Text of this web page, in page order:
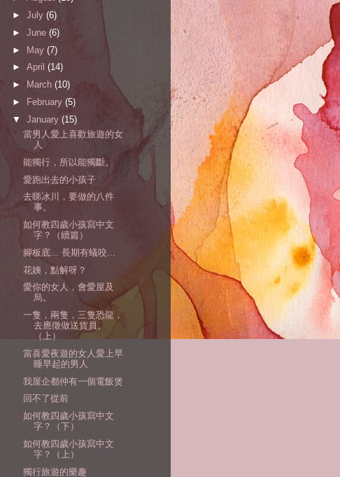
► July (6)
► June (6)
► May (7)
► April (14)
►
March (10)
►
February (5)
▼ January (15)
當男人愛上喜歡旅遊的女
人
能獨行，所以能獨斷。
愛跑出去的小孩子
去睇冰川，要做的八件
事。
如何教四歲小孩寫中文
字？（續篇）
腳板底... 長期有蟻咬...
花姨，點解呀？
愛你的女人，會愛屋及
烏。
一隻，兩隻，三隻恐龍，
去應徵做送貨員。
（上）
當喜愛夜遊的女人愛上早
睡早起的男人
我屋企都仲有一個電飯煲
回不了從前
如何教四歲小孩寫中文
字？（下）
如何教四歲小孩寫中文
字？（上）
獨行旅遊的樂趣